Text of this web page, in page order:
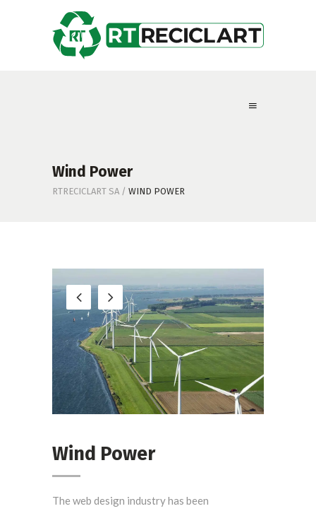
Wind Power
RTRECICLART SA / WIND POWER
Wind Power
Wind Power
The web design industry has been